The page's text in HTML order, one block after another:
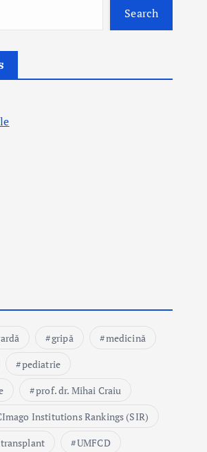
Search
gripă
medicină
pediatrie
prof. dr. Mihai Craiu
Institutions Rankings (SIR)
transplant
UMFCD